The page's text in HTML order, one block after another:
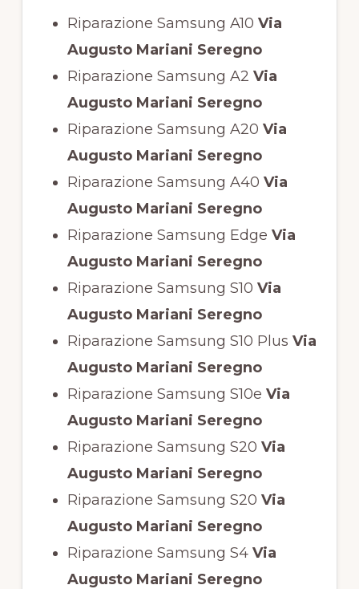
Riparazione Samsung A10 Via
Augusto Mariani Seregno
Riparazione Samsung A2 Via
Augusto Mariani Seregno
Riparazione Samsung A20 Via
Augusto Mariani Seregno
Riparazione Samsung A40 Via
Augusto Mariani Seregno
Riparazione Samsung Edge Via
Augusto Mariani Seregno
Riparazione Samsung S10 Via
Augusto Mariani Seregno
Riparazione Samsung S10 Plus Via
Augusto Mariani Seregno
Riparazione Samsung S10e Via
Augusto Mariani Seregno
Riparazione Samsung S20 Via
Augusto Mariani Seregno
Riparazione Samsung S20 Via
Augusto Mariani Seregno
Riparazione Samsung S4Via
Augusto Mariani Seregno